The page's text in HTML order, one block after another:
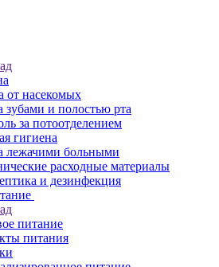
от насекомых
зубами и полостью рта
за потоотделением
гигиена
лежачими больными
расходные материалы
и дезинфекция
питание
питания